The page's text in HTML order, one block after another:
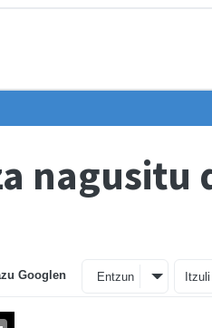
nagusitu
Googlen Entzun Itzuli